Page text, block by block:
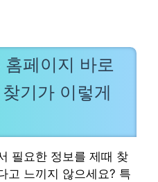
페이지 바로
기가 이렇게
필요한 정보를 제때 찾
고 느끼지 않으세요? 특